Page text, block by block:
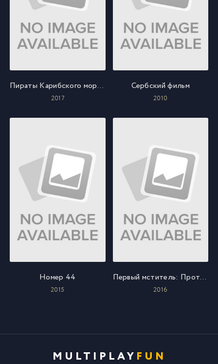
Пираты Карибского моря: Мертвецы не рассказывают сказки
2017
Сербский фильм
2010
Номер 44
2015
Первый мститель: Противостояние
2016
MULTIPLAY FUN